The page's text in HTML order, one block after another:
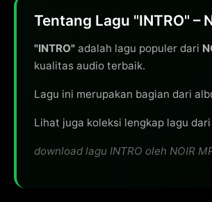
Tentang Lagu "INTRO" –
"INTRO" adalah lagu populer dari
kualitas audio terbaik.
Lagu ini merupakan bagian dari
Lihat juga koleksi lengkap lagu dari
download lagu INTRO oleh NOIR